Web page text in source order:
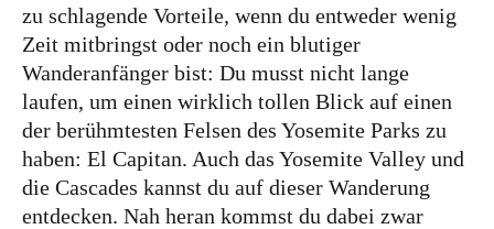
zu schlagende Vorteile, wenn du entweder wenig
Zeit mitbringst oder noch ein blutiger
Wanderanfänger bist: Du musst nicht lange
laufen, um einen wirklich tollen Blick auf einen
der berühmtesten Felsen des Yosemite Parks zu
haben: El Capitan. Auch das Yosemite Valley und
die Cascades kannst du auf dieser Wanderung
entdecken. Nah heran kommst du dabei zwar